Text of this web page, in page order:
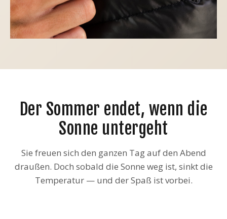
Der Sommer endet, wenn die
Sonne untergeht
Sie freuen sich den ganzen Tag auf den Abend
draußen. Doch sobald die Sonne weg ist, sinkt die
Temperatur — und der Spaß ist vorbei.